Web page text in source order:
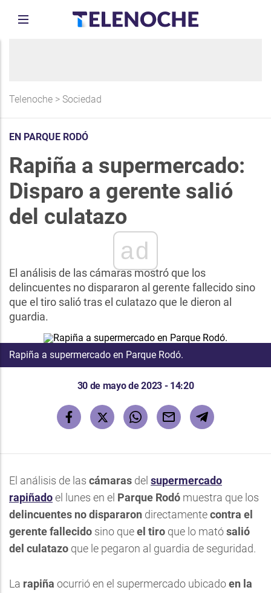
Telenoche > Sociedad
EN PARQUE RODÓ
Rapiña a supermercado:
Disparo a gerente salió
del culatazo
ad
El análisis de las cámaras mostró que los
delincuentes no dispararon al gerente fallecido sino
que el tiro salió tras el culatazo que le dieron al
guardia.
Rapiña a supermercado en Parque Rodó.
30 de mayo de 2023 - 14:20
El análisis de las cámaras del supermercado
rapiñadoel lunes en el Parque Rodó muestra que los
delincuentes no dispararon directamentecontra el
gerente fallecido sino queel tiro que lo matósalió
del culatazo que le pegaron al guardia de seguridad.
La rapiña ocurrió en el supermercado ubicadoen la